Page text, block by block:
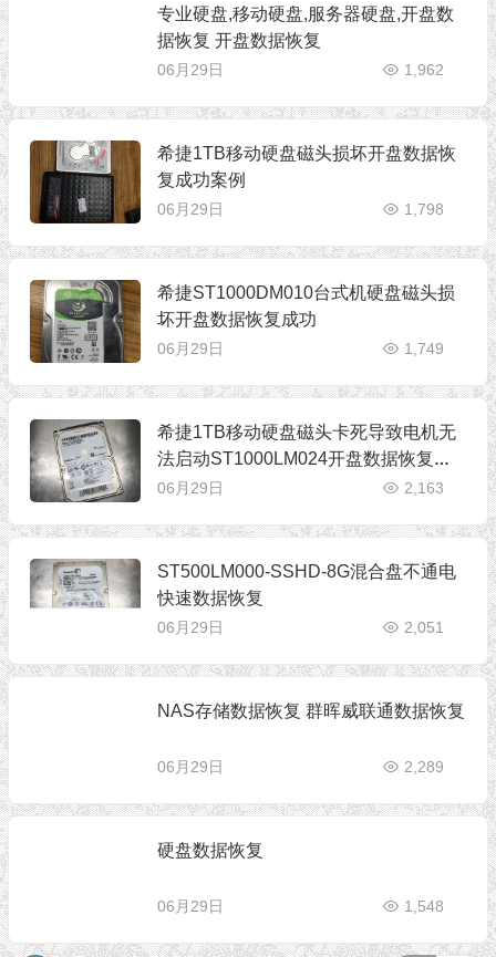
专业硬盘,移动硬盘,服务器硬盘,开盘数
据恢复 开盘数据恢复
06月29日 1,962
希捷1TB移动硬盘磁头损坏开盘数据恢
复成功案例
06月29日 1,798
希捷ST1000DM010台式机硬盘磁头损
坏开盘数据恢复成功
06月29日 1,749
希捷1TB移动硬盘磁头卡死导致电机无
法启动ST1000LM024开盘数据恢复成
功
06月29日 2,163
ST500LM000-SSHD-8G混合盘不通电
快速数据恢复
06月29日 2,051
NAS存储数据恢复 群晖威联通数据恢复
06月29日 2,289
硬盘数据恢复
06月29日 1,548